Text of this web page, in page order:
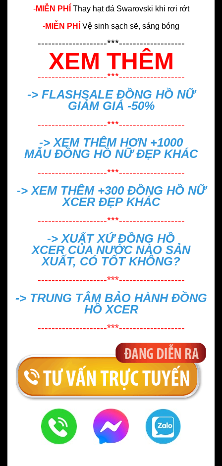
-MIỄN PHÍ Thay hạt đá Swarovski khi rơi rớt
-MIỄN PHÍ Vệ sinh sạch sẽ, sáng bóng
--------------------***-------------------
XEM THÊM
--------------------***-------------------
-> FLASHSALE ĐỒNG HỒ NỮ
GIẢM GIÁ -50%
--------------------***-------------------
-> XEM THÊM HƠN +1000
MẪU ĐỒNG HỒ NỮ ĐẸP KHÁC
--------------------***-------------------
-> XEM THÊM +300 ĐỒNG HỒ NỮ
XCER ĐẸPKHÁC
--------------------***-------------------
->XUẤT XỨ ĐỒNG HỒ
XCER CỦA NƯỚC NÀO SẢN
XUẤT, CÓ TỐT KHÔNG?
--------------------***-------------------
-> TRUNG TÂM BẢO HÀNH ĐỒNG
HỒ XCER
--------------------***-------------------